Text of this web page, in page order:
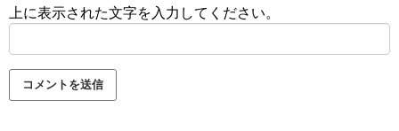
上に表示された文字を入力してください。